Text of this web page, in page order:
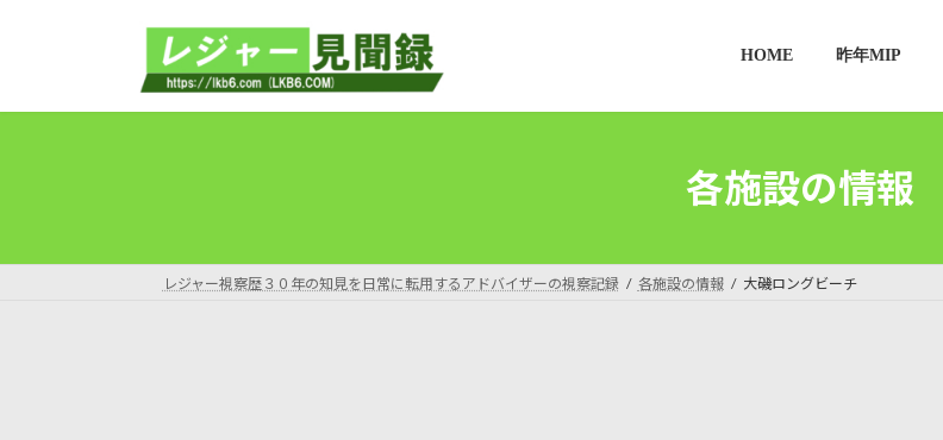
プ
動
HOME 昨年MIP
各施設の情報
レジャー視察歴３０年の知見を日常に転用するアドバイザーの視察記録 各施設の情報 大磯ロングビーチ